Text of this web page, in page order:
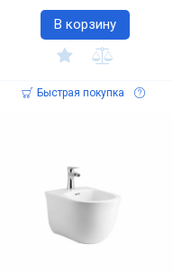
В корзину
Быстрая покупка